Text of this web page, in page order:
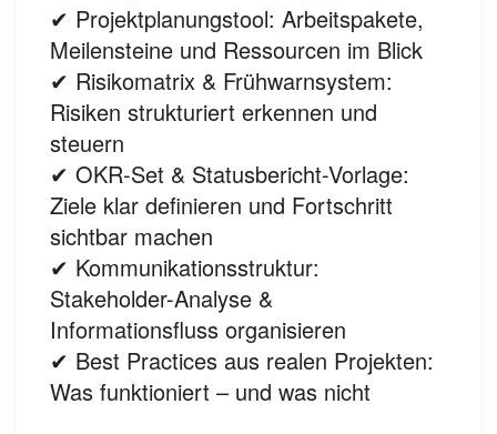
✔ Projektplanungstool: Arbeitspakete,
Meilensteine und Ressourcen im Blick
✔ Risikomatrix & Frühwarnsystem:
Risiken strukturiert erkennen und
steuern
✔ OKR-Set & Statusbericht-Vorlage:
Ziele klar definieren und Fortschritt
sichtbar machen
✔ Kommunikationsstruktur:
Stakeholder-Analyse &
Informationsfluss organisieren
✔ Best Practices aus realen Projekten:
Was funktioniert – und was nicht